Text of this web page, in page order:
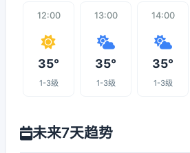
12:00
35°
1-3级
13:00
35°
1-3级
14:00
35°
1-3级
未来7天趋势